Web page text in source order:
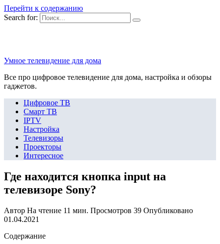
Перейти к содержанию
Search for:
Умное телевидение для дома
Все про цифровое телевидение для дома, настройка и обзоры
гаджетов.
Цифровое ТВ
Смарт ТВ
IPTV
Настройка
Телевизоры
Проекторы
Интересное
Где находится кнопка input на
телевизоре Sony?
Автор На чтение 11 мин. Просмотров 39 Опубликовано
01.04.2021
Содержание